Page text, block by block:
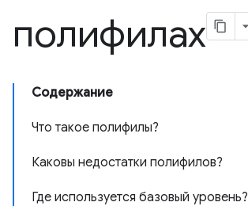
полифилах
Содержание
Что такое полифилы?
Каковы недостатки полифилов?
Где используется базовый уровень?